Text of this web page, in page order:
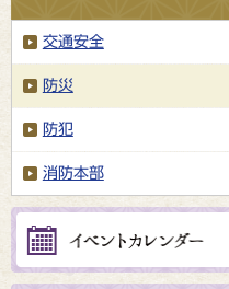
交通安全
防災
防犯
消防本部